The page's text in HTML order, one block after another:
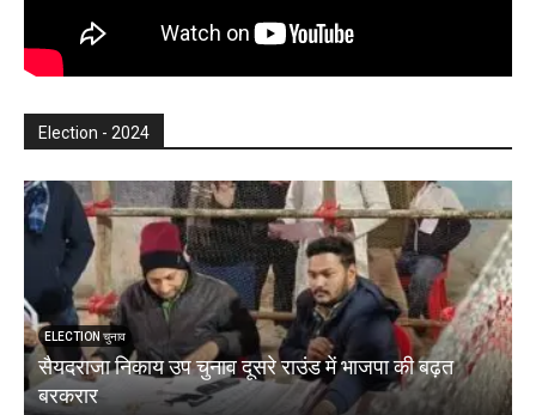
Election - 2024
ELECTION चुनाव
सैयदराजा निकाय उप चुनाव दूसरे राउंड में भाजपा की बढ़त
बरकरार